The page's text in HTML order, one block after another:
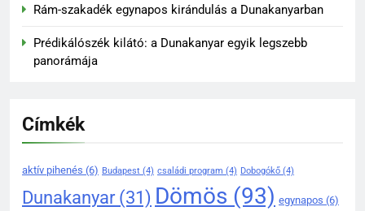
Rám-szakadék egynapos kirándulás a Dunakanyarban
Prédikálószék kilátó: a Dunakanyar egyik legszebb
panorámája
Címkék
aktív pihenés (6) Budapest (4) családi program (4) Dobogókő (4)
Dunakanyar(31) Dömös (93) egynapos (6)
a Duna-Ipoly Nemzeti Parkban
KIRÁNDULÓKNAK- TURÁZÓKNAK
Dömös legendái és mondái –